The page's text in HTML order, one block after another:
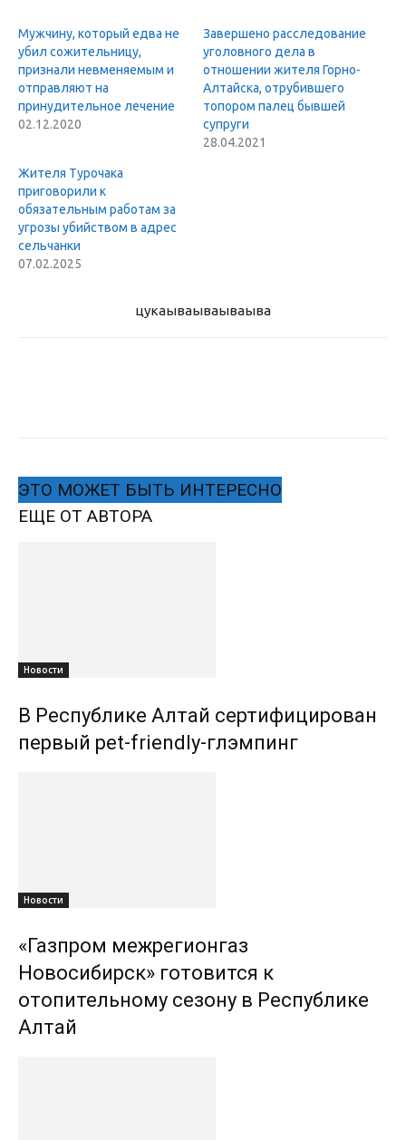
Мужчину, который едва не
убил сожительницу,
признали невменяемым и
отправляют на
принудительное лечение
02.12.2020
Завершено расследование
уголовного дела в
отношении жителя Горно-
Алтайска, отрубившего
топором палец бывшей
супруги
28.04.2021
Жителя Турочака
приговорили к
обязательным работам за
угрозы убийством в адрес
сельчанки
07.02.2025
цукаываываываыва
ЭТО МОЖЕТ БЫТЬ ИНТЕРЕСНО
ЕЩЕ ОТ АВТОРА
Новости
В Республике Алтай сертифицирован
первый pet-friendly-глэмпинг
Новости
«Газпром межрегионгаз
Новосибирск» готовится к
отопительному сезону в Республике
Алтай